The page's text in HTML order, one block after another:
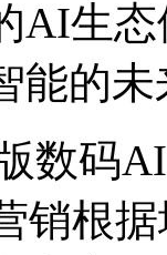
生态体
智能
数码
销根